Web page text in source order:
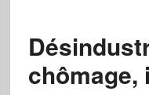
chômage,